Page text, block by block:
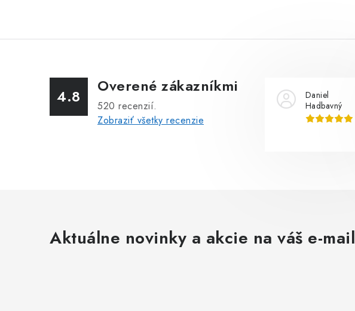
4.8
Overené zákazníkmi
520 recenzií.
Zobraziť všetky recenzie
Daniel
Hadbavný
Aktuálne novinky a akcie na váš e-mail